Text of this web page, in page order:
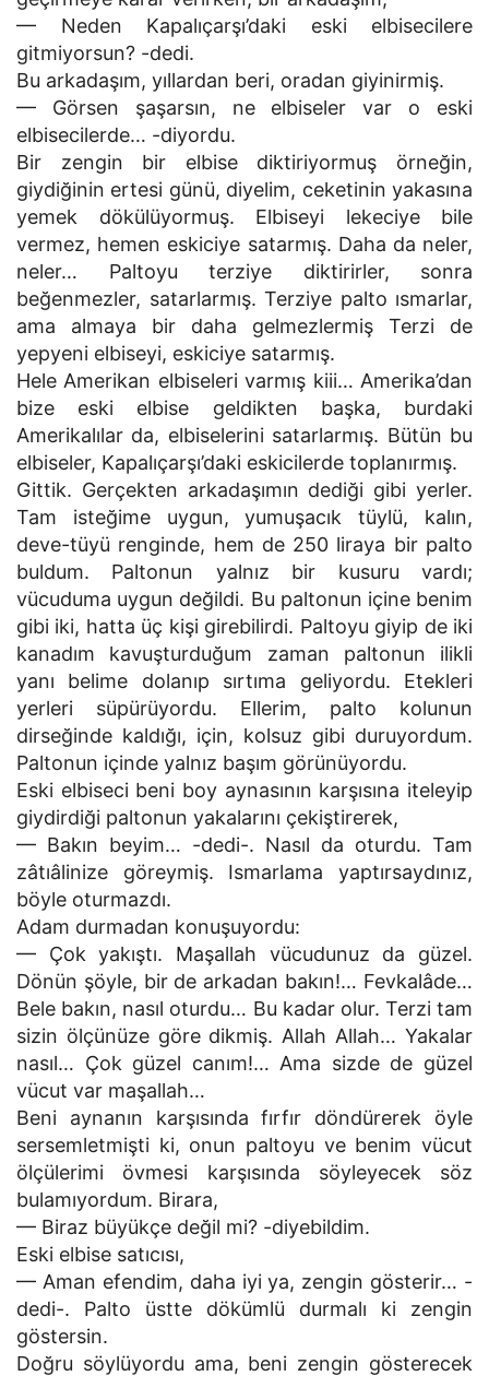
— Neden Kapalıçarşı’daki eski elbisecilere
gitmiyorsun? -dedi.
Bu arkadaşım, yıllardan beri, oradan giyinirmiş.
— Görsen şaşarsın, ne elbiseler var o eski
elbisecilerde… -diyordu.
Bir zengin bir elbise diktiriyormuş örneğin,
giydiğinin ertesi günü, diyelim, ceketinin yakasına
yemek dökülüyormuş. Elbiseyi lekeciye bile
vermez, hemen eskiciye satarmış. Daha da neler,
neler… Paltoyu terziye diktirirler, sonra
beğenmezler, satarlarmış. Terziye palto ısmarlar,
ama almaya bir daha gelmezlermiş Terzi de
yepyeni elbiseyi, eskiciye satarmış.
Hele Amerikan elbiseleri varmış kiii… Amerika’dan
bize eski elbise geldikten başka, burdaki
Amerikalılar da, elbiselerini satarlarmış. Bütün bu
elbiseler, Kapalıçarşı’daki eskicilerde toplanırmış.
Gittik. Gerçekten arkadaşımın dediği gibi yerler.
Tam isteğime uygun, yumuşacık tüylü, kalın,
deve-tüyü renginde, hem de 250 liraya bir palto
buldum. Paltonun yalnız bir kusuru vardı;
vücuduma uygun değildi. Bu paltonun içine benim
gibi iki, hatta üç kişi girebilirdi. Paltoyu giyip de iki
kanadım kavuşturduğum zaman paltonun ilikli
yanı belime dolanıp sırtıma geliyordu. Etekleri
yerleri süpürüyordu. Ellerim, palto kolunun
dirseğinde kaldığı, için, kolsuz gibi duruyordum.
Paltonun içinde yalnız başım görünüyordu.
Eski elbiseci beni boy aynasının karşısına iteleyip
giydirdiği paltonun yakalarını çekiştirerek,
— Bakın beyim… -dedi-. Nasıl da oturdu. Tam
zâtıâlinize göreymiş. Ismarlama yaptırsaydınız,
böyle oturmazdı.
Adam durmadan konuşuyordu:
— Çok yakıştı. Maşallah vücudunuz da güzel.
Dönün şöyle, bir de arkadan bakın!… Fevkalâde…
Bele bakın, nasıl oturdu… Bu kadar olur. Terzi tam
sizin ölçünüze göre dikmiş. Allah Allah… Yakalar
nasıl… Çok güzel canım!… Ama sizde de güzel
vücut var maşallah…
Beni aynanın karşısında fırfır döndürerek öyle
sersemletmişti ki, onun paltoyu ve benim vücut
ölçülerimi övmesi karşısında söyleyecek söz
bulamıyordum. Birara,
— Biraz büyükçe değil mi? -diyebildim.
Eski elbise satıcısı,
— Aman efendim, daha iyi ya, zengin gösterir… -
dedi-. Palto üstte dökümlü durmalı ki zengin
göstersin.
Doğru söylüyordu ama, beni zengin gösterecek